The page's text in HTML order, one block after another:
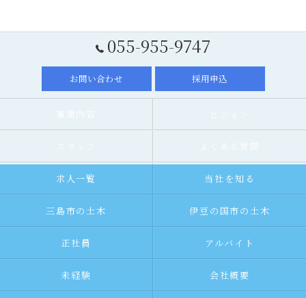
055-955-9747
お問い合わせ 採用申込
求人一覧 当社を知る
三島市の土木 伊豆の国市の土木
正社員 アルバイト
未経験 会社概要